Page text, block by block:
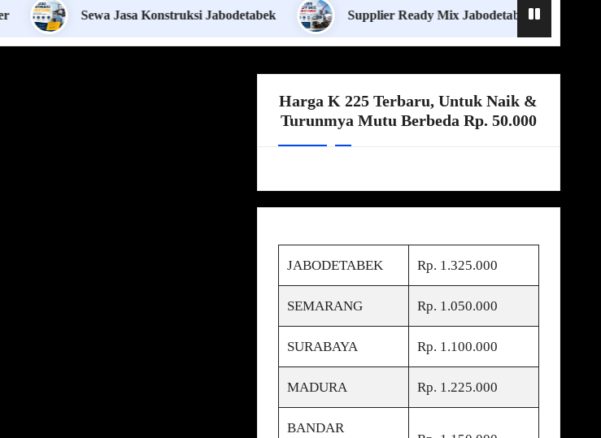
Sewa Jasa Konstruksi Jabodetabek Supplier Ready Mix Jabodetabek
Harga K 225 Terbaru, Untuk Naik &
Turunmya Mutu Berbeda Rp. 50.000
JABODETABEK Rp. 1.325.000
SEMARANG Rp. 1.050.000
SURABAYA Rp. 1.100.000
MADURA Rp. 1.225.000
BANDAR